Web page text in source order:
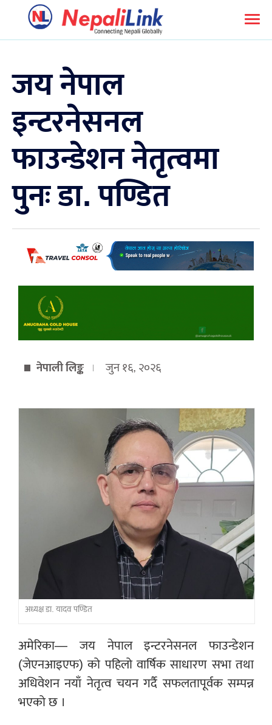
जय नेपाल
इन्टरनेसनल
फाउन्डेशन नेतृत्वमा
पुनः डा. पण्डित
नेपाली लिङ्क जुन १६, २०२६
अध्यक्ष डा. यादव पण्डित
अमेरिका— जय नेपाल इन्टरनेसनल फाउन्डेशन
(जेएनआइएफ) को पहिलो वार्षिक साधारण सभा तथा
अधिवेशन नयाँ नेतृत्व चयन गर्दै सफलतापूर्वक सम्पन्न
भएको छ ।